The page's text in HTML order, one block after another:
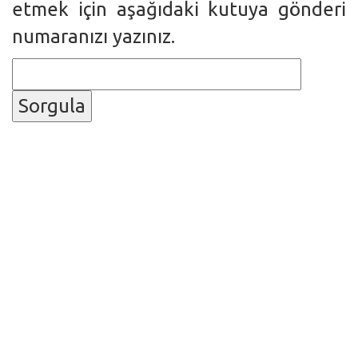
etmek için aşağıdaki kutuya gönderi
numaranızı yazınız.
Sorgula